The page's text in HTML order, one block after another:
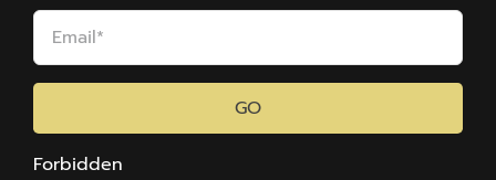
GO
Forbidden